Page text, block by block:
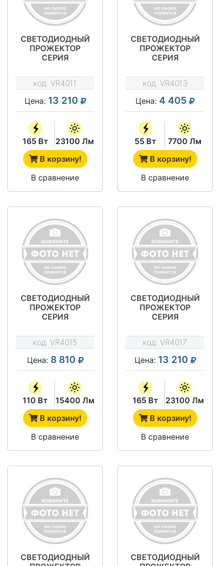
СВЕТОДИОДНЫЙ
ПРОЖЕКТОР
СЕРИЯ
ЭКОНОМ" VRN-
LPE30-165T-
A50K67-U
код: VR4011
Цена: 13 210
165 Вт
23100 Лм
В корзину!
В сравнение
СВЕТОДИОДНЫЙ
ПРОЖЕКТОР
СЕРИЯ
ЭКОНОМ" VRN-
LPE60-55-A50K67-
U
код: VR4013
Цена: 4 405
55 Вт
7700 Лм
В корзину!
В сравнение
СВЕТОДИОДНЫЙ
ПРОЖЕКТОР
СЕРИЯ
ЭКОНОМ" VRN-
LPE60-110D-
A50K67-U
код: VR4015
Цена: 8 810
110 Вт
15400 Лм
В корзину!
В сравнение
СВЕТОДИОДНЫЙ
ПРОЖЕКТОР
СЕРИЯ
ЭКОНОМ" VRN-
LPE60-165T-
A50K67-U
код: VR4017
Цена: 13 210
165 Вт
23100 Лм
В корзину!
В сравнение
СВЕТОДИОДНЫЙ
СВЕТОДИОДНЫЙ